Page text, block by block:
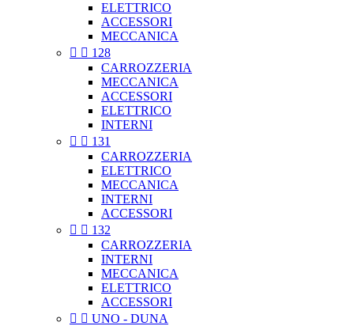
ELETTRICO
ACCESSORI
MECCANICA
  128
CARROZZERIA
MECCANICA
ACCESSORI
ELETTRICO
INTERNI
  131
CARROZZERIA
ELETTRICO
MECCANICA
INTERNI
ACCESSORI
  132
CARROZZERIA
INTERNI
MECCANICA
ELETTRICO
ACCESSORI
  UNO - DUNA